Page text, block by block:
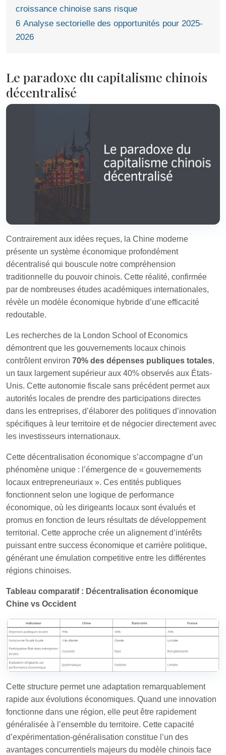
croissance chinoise sans risque
6 Analyse sectorielle des opportunités pour 2025-
2026
Le paradoxe du capitalisme chinois
décentralisé
Contrairement aux idées reçues, la Chine moderne
présente un système économique profondément
décentralisé qui bouscule notre compréhension
traditionnelle du pouvoir chinois. Cette réalité, confirmée
par de nombreuses études académiques internationales,
révèle un modèle économique hybride d’une efficacité
redoutable.
Les recherches de la London School of Economics
démontrent que les gouvernements locaux chinois
contrôlent environ 70% des dépenses publiques totales,
un taux largement supérieur aux 40% observés aux États-
Unis. Cette autonomie fiscale sans précédent permet aux
autorités locales de prendre des participations directes
dans les entreprises, d’élaborer des politiques d’innovation
spécifiques à leur territoire et de négocier directement avec
les investisseurs internationaux.
Cette décentralisation économique s’accompagne d’un
phénomène unique : l’émergence de « gouvernements
locaux entrepreneuriaux ». Ces entités publiques
fonctionnent selon une logique de performance
économique, où les dirigeants locaux sont évalués et
promus en fonction de leurs résultats de développement
territorial. Cette approche crée un alignement d’intérêts
puissant entre success économique et carrière politique,
générant une émulation competitive entre les différentes
régions chinoises.
Tableau comparatif : Décentralisation économique
Chine vs Occident
Cette structure permet une adaptation remarquablement
rapide aux évolutions économiques. Quand une innovation
fonctionne dans une région, elle peut être rapidement
généralisée à l’ensemble du territoire. Cette capacité
d’expérimentation-généralisation constitue l’un des
avantages concurrentiels majeurs du modèle chinois face